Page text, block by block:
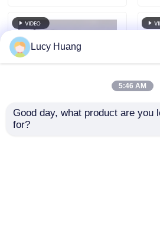
Lucy Huang
5:46 AM
Good day, what product are you
for?